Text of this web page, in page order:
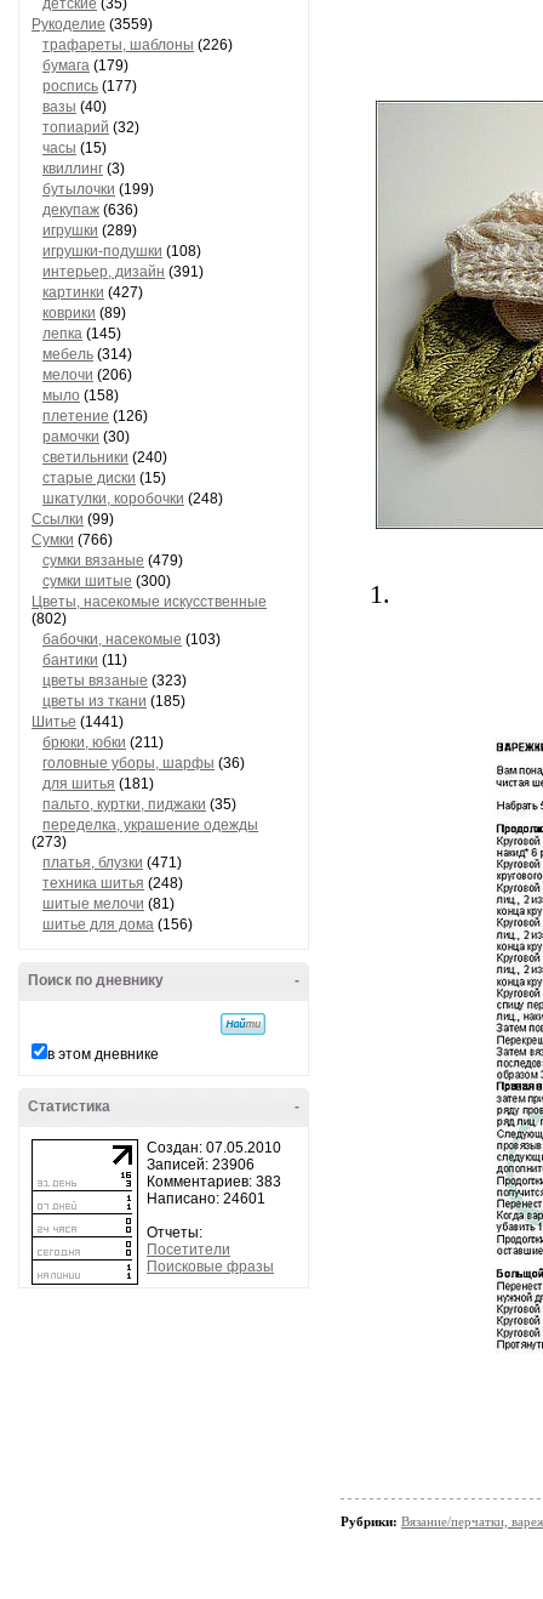
детские (35)
Рукоделие (3559)
трафареты, шаблоны (226)
бумага (179)
роспись (177)
вазы (40)
топиарий (32)
часы (15)
квиллинг (3)
бутылочки (199)
декупаж (636)
игрушки (289)
игрушки-подушки (108)
интерьер, дизайн (391)
картинки (427)
коврики (89)
лепка (145)
мебель (314)
мелочи (206)
мыло (158)
плетение (126)
рамочки (30)
светильники (240)
старые диски (15)
шкатулки, коробочки (248)
Ссылки (99)
Сумки (766)
сумки вязаные (479)
сумки шитые (300)
Цветы, насекомые искусственные
(802)
бабочки, насекомые (103)
бантики (11)
цветы вязаные (323)
цветы из ткани (185)
Шитье (1441)
брюки, юбки (211)
головные уборы, шарфы (36)
для шитья (181)
пальто, куртки, пиджаки (35)
переделка, украшение одежды
(273)
платья, блузки (471)
техника шитья (248)
шитые мелочи (81)
шитье для дома (156)
-
Поиск по дневнику
в этом дневнике
-
Статистика
Создан: 07.05.2010
Записей: 23906
Комментариев: 383
Написано: 24601
Отчеты:
Посетители
Поисковые фразы
1.
Рубрики: Вязание/перчатки,